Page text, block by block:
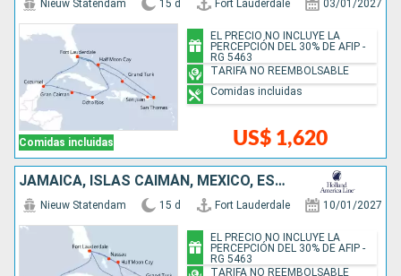
Comidas incluidas
Nieuw Statendam 15 d Fort Lauderdale 03/01/2027
US$ 1,620
EL PRECIO NO INCLUYE LA
PERCEPCIÓN DEL 30% DE AFIP -
RG 5463
TARIFA NO REEMBOLSABLE
Comidas incluidas
JAMAICA, ISLAS CAIMÁN, MÉXICO, ESTADOS UNIDOS, BAHAMAS, REPÚBLICA DOMINICANA
Nieuw Statendam 15 d Fort Lauderdale 10/01/2027
EL PRECIO NO INCLUYE LA
PERCEPCIÓN DEL 30% DE AFIP -
RG 5463
TARIFA NO REEMBOLSABLE